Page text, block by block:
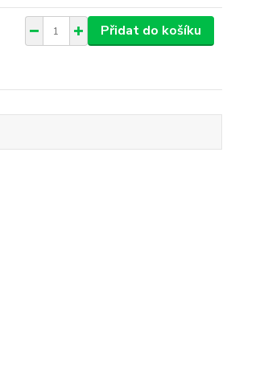
Přidat do košíku